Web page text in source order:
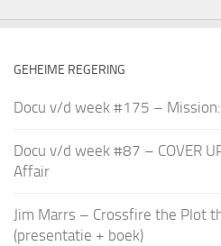
GEHEIME REGERING
Docu v/d week #175 –
Docu v/d week #87 – COVER
Affair
Jim Marrs – Crossfire the Plot
(presentatie + boek)